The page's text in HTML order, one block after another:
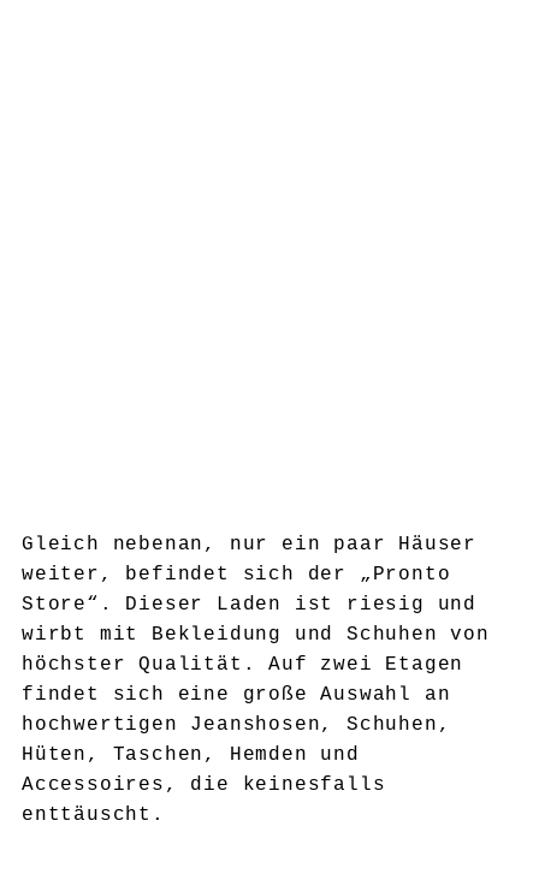
Gleich nebenan, nur ein paar Häuser
weiter, befindet sich der „Pronto
Store“. Dieser Laden ist riesig und
wirbt mit Bekleidung und Schuhen von
höchster Qualität. Auf zwei Etagen
findet sich eine große Auswahl an
hochwertigen Jeanshosen, Schuhen,
Hüten, Taschen, Hemden und
Accessoires, die keinesfalls
enttäuscht.